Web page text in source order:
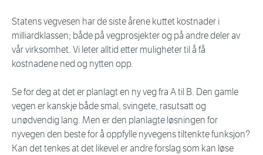
Statens vegvesen har de siste årene kuttet kostnader i
milliardklassen; både på vegprosjekter og på andre deler av
vår virksomhet. Vi leter alltid etter muligheter til å få
kostnadene ned og nytten opp.
Se for deg at det er planlagt en ny veg fra A til B. Den gamle
vegen er kanskje både smal, svingete, rasutsatt og
unødvendig lang. Men er den planlagte løsningen for
nyvegen den beste for å oppfylle nyvegens tiltenkte funksjon?
Kan det tenkes at det likevel er andre forslag som kan løse